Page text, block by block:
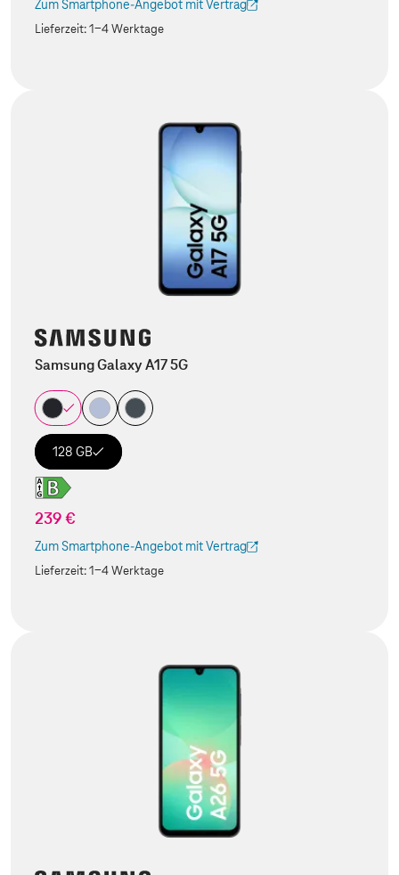
Zum Smartphone-Angebot mit Vertrag
(Der Link wird in einem neuen Tab geöffnet)
Lieferzeit:1-4 Werktage
Samsung Galaxy A17 5G
128 GB
239 €
Zum Smartphone-Angebot mit Vertrag
(Der Link wird in einem neuen Tab geöffnet)
Lieferzeit:1-4 Werktage